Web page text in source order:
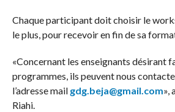
Chaque participant doit choisir le
le plus, pour recevoir en fin de sa
«Concernant les enseignants désirant
programmes, ils peuvent nous
l’adresse mail gdg.beja@gmail.com»,
Riahi.